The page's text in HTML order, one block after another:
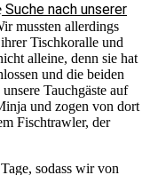
Suche nach unserer
mussten allerdings
Tischkoralle und
alleine, denn sie hat
und die beiden
Tauchgäste auf
und zogen von dort
Fischtrawler, der
sodass wir von